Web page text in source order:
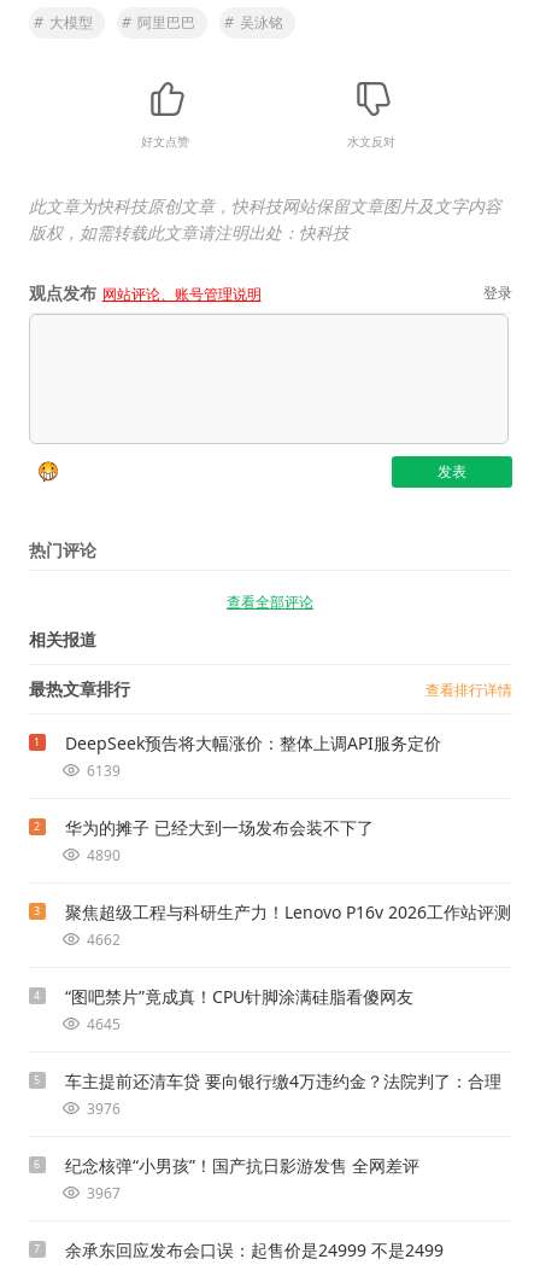
# 大模型 # 阿里巴巴 # 吴泳铭
好文点赞 水文反对
此文章为快科技原创文章，快科技网站保留文章图片及文字内容
版权，如需转载此文章请注明出处：快科技
观点发布 网站评论、账号管理说明 登录
热门评论
查看全部评论
相关报道
最热文章排行 查看排行详情
1 DeepSeek预告将大幅涨价：整体上调API服务定价
6139
2 华为的摊子 已经大到一场发布会装不下了
4890
3 聚焦超级工程与科研生产力！Lenovo P16v 2026工作站评测
4662
4 “图吧禁片”竟成真！CPU针脚涂满硅脂看傻网友
4645
5 车主提前还清车贷 要向银行缴4万违约金？法院判了：合理
3976
6 纪念核弹“小男孩”！国产抗日影游发售 全网差评
3967
7 余承东回应发布会口误：起售价是24999 不是2499